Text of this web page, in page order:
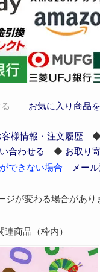
お気に入り商品
客様情報・注文履歴
合わせる ◆ お取り
できない場合
メー
が変わる場合があり
連商品（枠内）